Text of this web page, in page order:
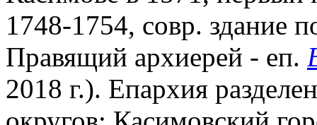
1748-1754, совр. здание
Правящий архиерей - еп.
2018 г.). Епархия